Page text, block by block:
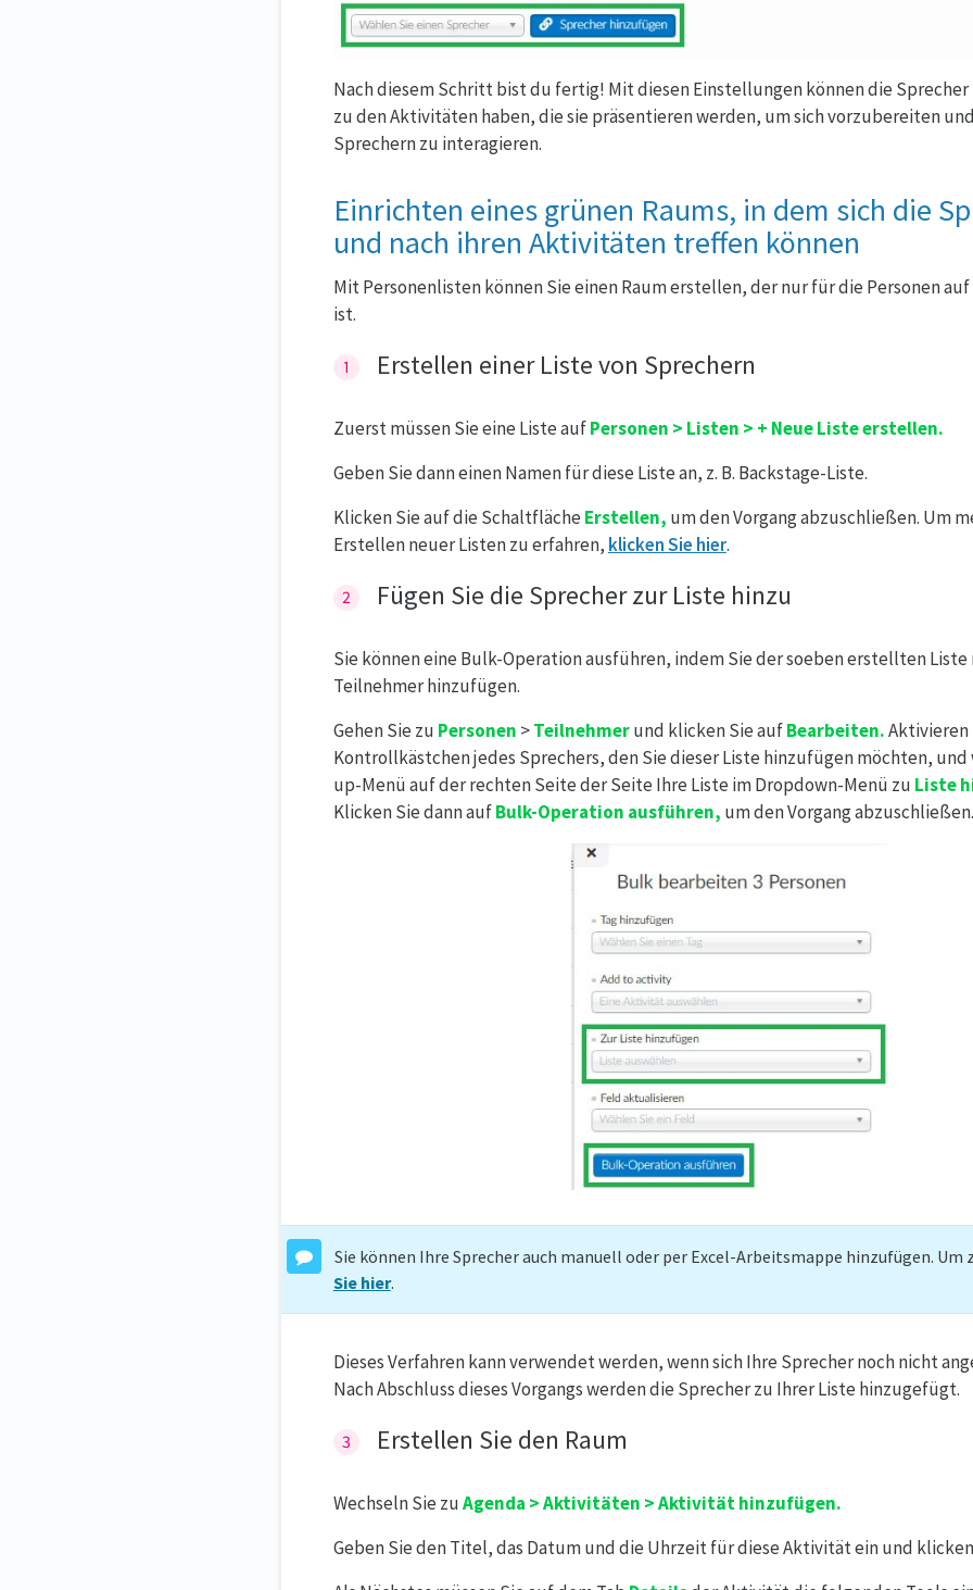
Nach diesem Schritt bist du fertig! Mit diesen Einstellungen können die
zu den Aktivitäten haben, die sie präsentieren werden, um sich vorzubereiten
Sprechern zu interagieren.
Einrichten eines grünen Raums, in dem sich die
und nach ihren Aktivitäten treffen können
Mit Personenlisten können Sie einen Raum erstellen, der nur für die Personen
ist.
Erstellen einer Liste von Sprechern
Zuerst müssen Sie eine Liste aufPersonen > Listen > + Neue Liste erstellen.
Geben Sie dann einen Namen für diese Liste an, z. B. Backstage-Liste.
Klicken Sie auf die Schaltfläche Erstellen, um den Vorgang abzuschließen. Um
Erstellen neuer Listen zu erfahren, klicken Sie hier.
Fügen Sie die Sprecher zur Liste hinzu
Sie können eine Bulk-Operation ausführen, indem Sie der soeben erstellten Liste
Teilnehmer hinzufügen.
Gehen Sie zu Personen >Teilnehmerund klicken Sie aufBearbeiten.Aktivieren
Kontrollkästchen jedes Sprechers, den Sie dieser Liste hinzufügen möchten, und
up-Menü auf der rechten Seite der Seite Ihre Liste im Dropdown-Menü zu Liste
Klicken Sie dann aufBulk-Operation ausführen, um den Vorgang abzuschließen.
Sie können Ihre Sprecher auch manuell oder per Excel-Arbeitsmappe hinzufügen. Um
Sie hier.
Dieses Verfahren kann verwendet werden, wenn sich Ihre Sprecher noch nicht
Nach Abschluss dieses Vorgangs werden die Sprecher zu Ihrer Liste hinzugefügt.
Erstellen Sie den Raum
Wechseln Sie zuAgenda > Aktivitäten > Aktivität hinzufügen.
Geben Sie den Titel, das Datum und die Uhrzeit für diese Aktivität ein und